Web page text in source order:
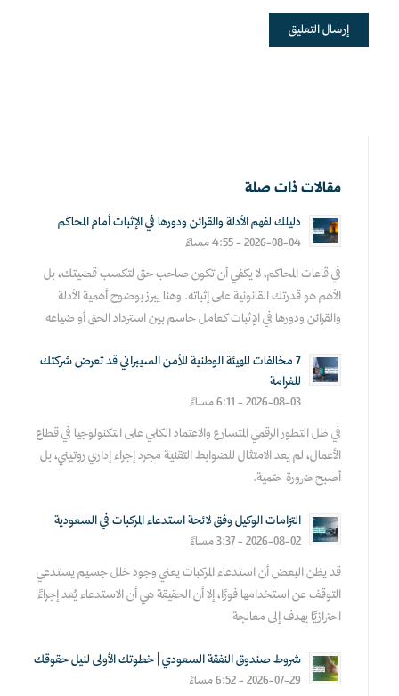
مقالات ذات صلة
دليلك لفهم الأدلة والقرائن ودورها في الإثبات أمام المحاكم
2026-08-04 - 4:55 مساءً
في قاعات المحاكم، لا يكفي أن تكون صاحب حق لتكسب قضيتك، بل
الأهم هو قدرتك القانونية على إثباته. وهنا يبرز بوضوح أهمية الأدلة
والقرائن ودورها في الإثبات كعامل حاسم بين استرداد الحق أو ضياعه
7 مخالفات للهيئة الوطنية للأمن السيبراني قد تعرض شركتك
للغرامة
2026-08-03 - 6:11 مساءً
في ظل التطور الرقمي المتسارع والاعتماد الكلي على التكنولوجيا في قطاع
الأعمال، لم يعد الامتثال للضوابط التقنية مجرد إجراء إداري روتيني، بل
أصبح ضرورة حتمية.
التزامات الوكيل وفق لائحة استدعاء المركبات في السعودية
2026-08-02 - 3:37 مساءً
قد يظن البعض أن استدعاء المركبات يعني وجود خلل جسيم يستدعي
التوقف عن استخدامها فورًا، إلا أن الحقيقة هي أن الاستدعاء يُعد إجراءً
احترازيًا يهدف إلى معالجة
شروط صندوق النفقة السعودي | خطوتك الأولى لنيل حقوقك
2026-07-29 - 6:52 مساءً